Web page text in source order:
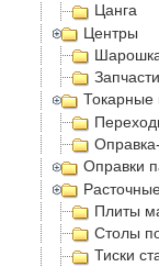
Цанга
Центры
Шарошка
Токарные
Оправки
Плиты
Столы
Тиски